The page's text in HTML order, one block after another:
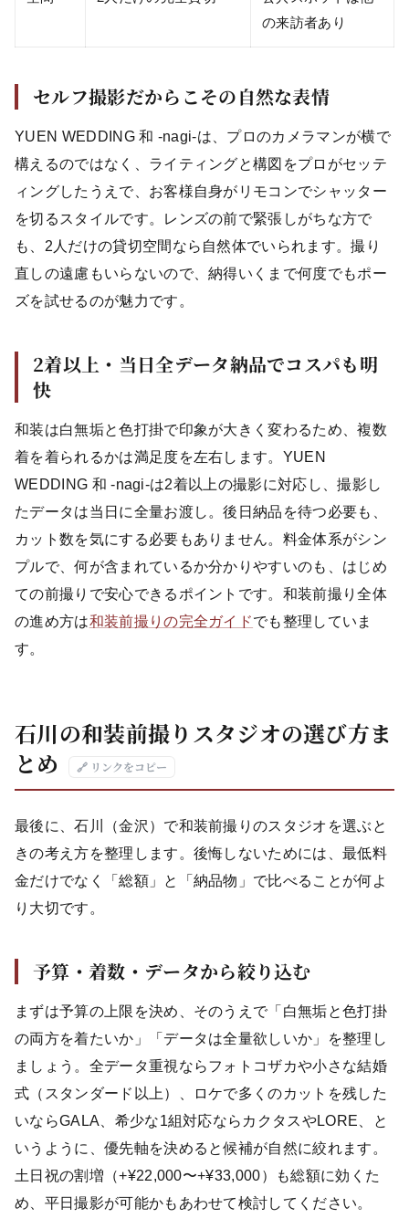
の来訪者あり
セルフ撮影だからこその自然な表情
YUEN WEDDING 和 -nagi-は、プロのカメラマンが横で
構えるのではなく、ライティングと構図をプロがセッテ
ィングしたうえで、お客様自身がリモコンでシャッター
を切るスタイルです。レンズの前で緊張しがちな方で
も、2人だけの貸切空間なら自然体でいられます。撮り
直しの遠慮もいらないので、納得いくまで何度でもポー
ズを試せるのが魅力です。
2着以上・当日全データ納品でコスパも明
快
和装は白無垢と色打掛で印象が大きく変わるため、複数
着を着られるかは満足度を左右します。YUEN
WEDDING 和 -nagi-は2着以上の撮影に対応し、撮影し
たデータは当日に全量お渡し。後日納品を待つ必要も、
カット数を気にする必要もありません。料金体系がシン
プルで、何が含まれているか分かりやすいのも、はじめ
ての前撮りで安心できるポイントです。和装前撮り全体
の進め方は和装前撮りの完全ガイドでも整理していま
す。
石川の和装前撮りスタジオの選び方ま
とめ
🔗 リンクをコピー
最後に、石川（金沢）で和装前撮りのスタジオを選ぶと
きの考え方を整理します。後悔しないためには、最低料
金だけでなく「総額」と「納品物」で比べることが何よ
り大切です。
予算・着数・データから絞り込む
まずは予算の上限を決め、そのうえで「白無垢と色打掛
の両方を着たいか」「データは全量欲しいか」を整理し
ましょう。全データ重視ならフォトコザカや小さな結婚
式（スタンダード以上）、ロケで多くのカットを残した
いならGALA、希少な1組対応ならカクタスやLORE、と
いうように、優先軸を決めると候補が自然に絞れます。
土日祝の割増（+¥22,000〜+¥33,000）も総額に効くた
め、平日撮影が可能かもあわせて検討してください。